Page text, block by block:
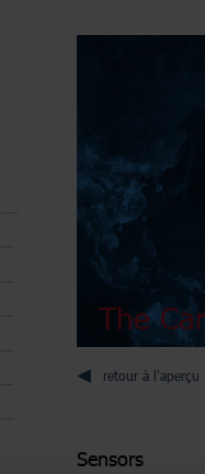
The
retour à l'aperçu
Sensors